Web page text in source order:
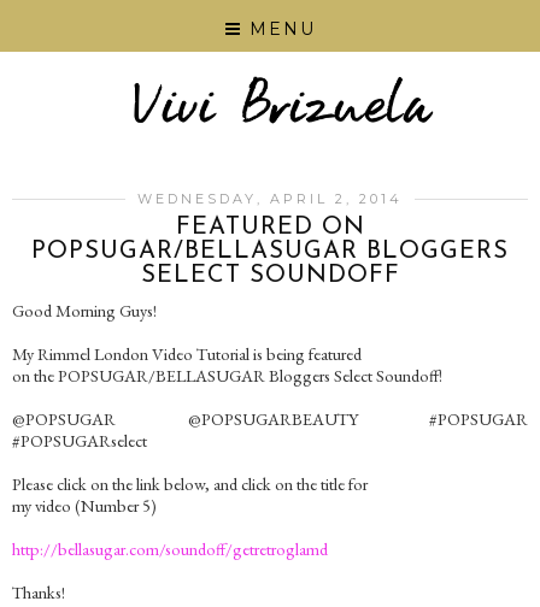
MENU
WEDNESDAY, APRIL 2, 2014
FEATURED ON
POPSUGAR/BELLASUGAR BLOGGERS
SELECT SOUNDOFF
Good Morning Guys!
My Rimmel London Video Tutorial is being featured
on the POPSUGAR/BELLASUGAR Bloggers Select Soundoff!
@POPSUGAR @POPSUGARBEAUTY #POPSUGAR
#POPSUGARselect
Please click on the link below, and click on the title for
my video (Number 5)
http://bellasugar.com/soundoff/getretroglamd
Thanks!